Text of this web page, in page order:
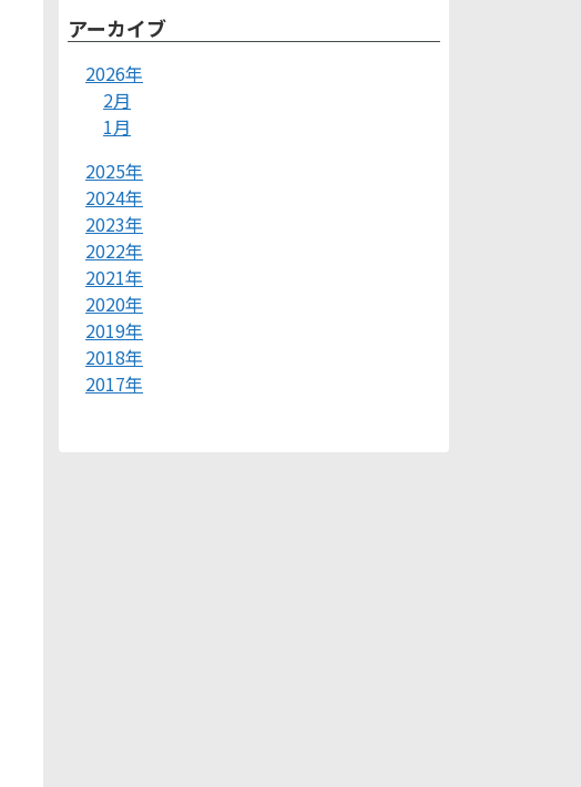
アーカイブ
2026年
2月
1月
2025年
2024年
2023年
2022年
2021年
2020年
2019年
2018年
2017年